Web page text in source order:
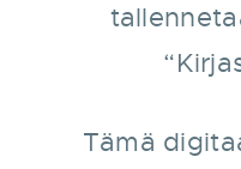
Tämä